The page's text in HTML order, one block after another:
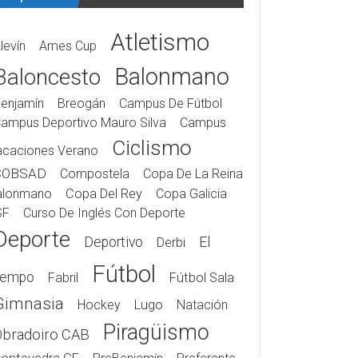
Ames Cup Atletismo
Balonmano
Breogán
Campus De Fútbol
Deportivo Mauro Silva
Campus
Verano
Ciclismo
Compostela
Copa De La Reina
Copa Del Rey
Copa Galicia
Curso De Inglés Con Deporte
Deportivo Derbi El
Fabril Fútbol Fútbol Sala
Hockey Lugo Natación
CAB Piragüismo